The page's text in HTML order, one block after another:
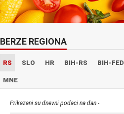
BERZE REGIONA
RS SLO HR BIH-RS BIH-FED
MNE
Prikazani su dnevni podaci na dan -